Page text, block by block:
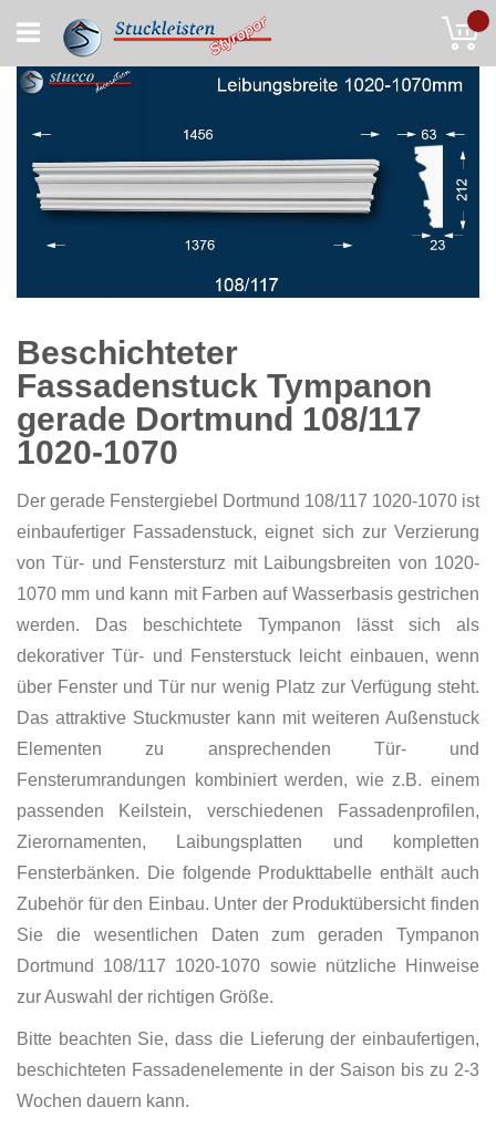
to
Content
Beschichteter
Fassadenstuck Tympanon
gerade Dortmund 108/117
1020-1070
Der gerade Fenstergiebel Dortmund 108/117 1020-1070 ist
einbaufertiger Fassadenstuck, eignet sich zur Verzierung
von Tür- und Fenstersturz mit Laibungsbreiten von 1020-
1070 mm und kann mit Farben auf Wasserbasis gestrichen
werden. Das beschichtete Tympanon lässt sich als
dekorativer Tür- und Fensterstuck leicht einbauen, wenn
über Fenster und Tür nur wenig Platz zur Verfügung steht.
Das attraktive Stuckmuster kann mit weiteren Außenstuck
Elementen zu ansprechenden Tür- und
Fensterumrandungen kombiniert werden, wie z.B. einem
passenden Keilstein, verschiedenen Fassadenprofilen,
Zierornamenten, Laibungsplatten und kompletten
Fensterbänken. Die folgende Produkttabelle enthält auch
Zubehör für den Einbau. Unter der Produktübersicht finden
Sie die wesentlichen Daten zum geraden Tympanon
Dortmund 108/117 1020-1070 sowie nützliche Hinweise
zur Auswahl der richtigen Größe.
Bitte beachten Sie, dass die Lieferung der einbaufertigen,
beschichteten Fassadenelemente in der Saison bis zu 2-3
Wochen dauern kann.